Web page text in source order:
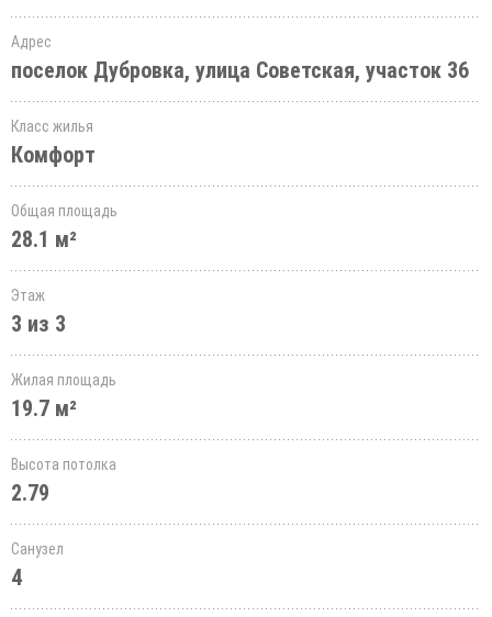
Адрес
поселок Дубровка, улица Советская, участок 36
Класс жилья
Комфорт
Общая площадь
28.1 м²
Этаж
3 из 3
Жилая площадь
19.7 м²
Высота потолка
2.79
Санузел
4